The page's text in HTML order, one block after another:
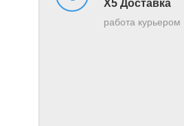
Х5 Доставка
работа курьером